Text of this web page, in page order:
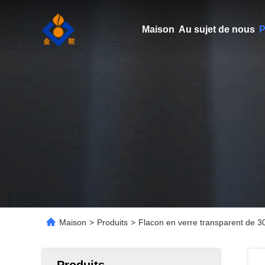
Maison Au sujet de nous
Maison > Produits > Flacon en verre transparent de